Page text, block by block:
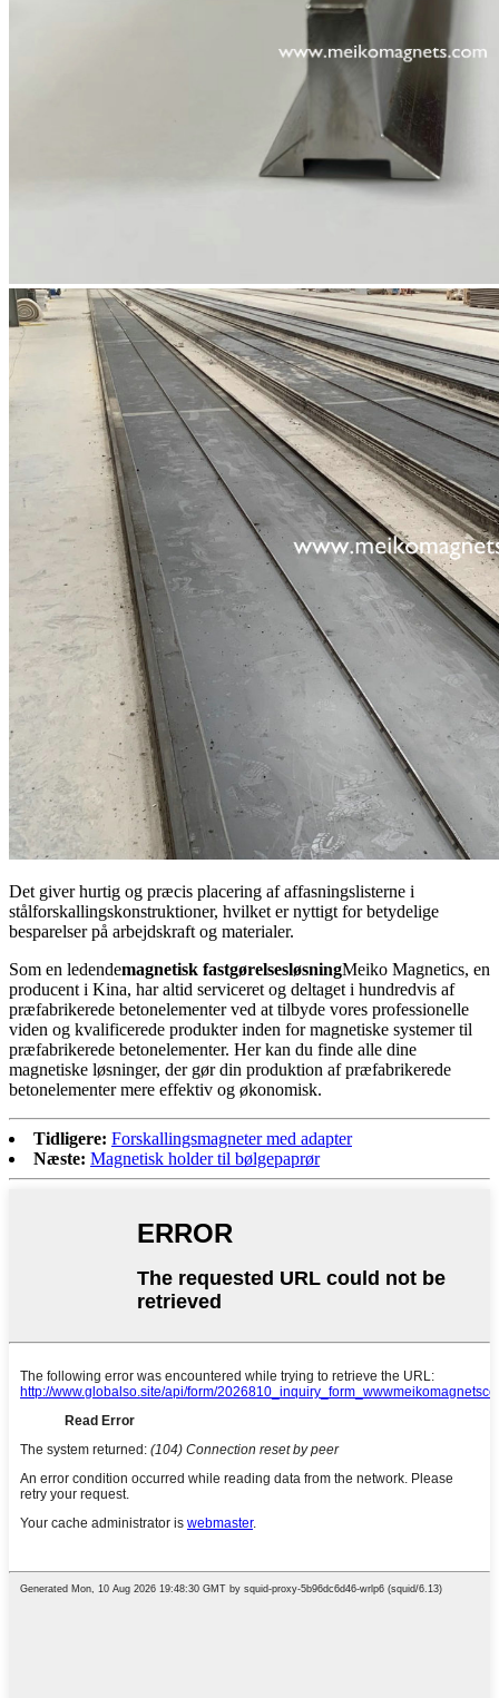
Det giver hurtig og præcis placering af affasningslisterne i
stålforskallingskonstruktioner, hvilket er nyttigt for betydelige
besparelser på arbejdskraft og materialer.
Som en ledendemagnetisk fastgørelsesløsningMeiko Magnetics, en
producent i Kina, har altid serviceret og deltaget i hundredvis af
præfabrikerede betonelementer ved at tilbyde vores professionelle
viden og kvalificerede produkter inden for magnetiske systemer til
præfabrikerede betonelementer. Her kan du finde alle dine
magnetiske løsninger, der gør din produktion af præfabrikerede
betonelementer mere effektiv og økonomisk.
Tidligere: Forskallingsmagneter med adapter
Næste: Magnetisk holder til bølgepaprør